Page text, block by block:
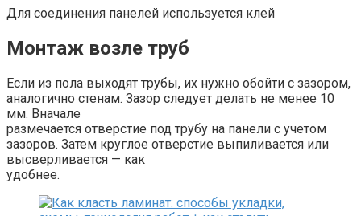
Для соединения панелей используется клей
Монтаж возле труб
Если из пола выходят трубы, их нужно обойти с зазором,
аналогично стенам. Зазор следует делать не менее 10
мм. Вначале
размечается отверстие под трубу на панели с учетом
зазоров. Затем круглое отверстие выпиливается или
высверливается — как
удобнее.